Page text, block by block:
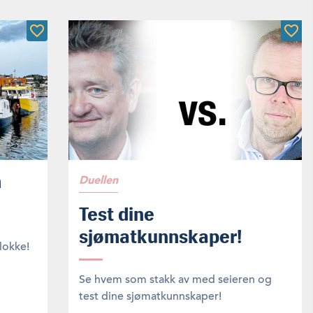
Duellen
Test dine
sjømatkunnskaper!
Se hvem som stakk av med seieren og
test dine sjømatkunnskaper!